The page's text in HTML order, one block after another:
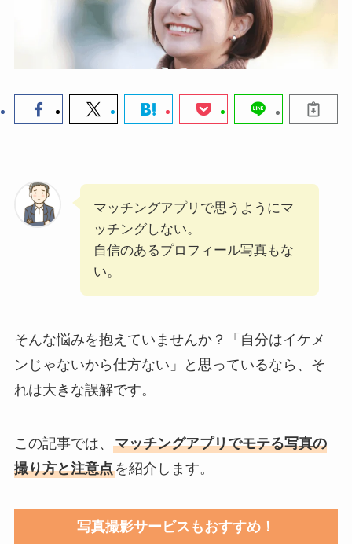
マッチングアプリで思うようにマ
ッチングしない。
自信のあるプロフィール写真もな
い。
そんな悩みを抱えていませんか？「自分はイケメ
ンじゃないから仕方ない」と思っているなら、そ
れは大きな誤解です。
この記事では、 マッチングアプリでモテる写真の
撮り方と注意点を紹介します。
写真撮影サービスもおすすめ！